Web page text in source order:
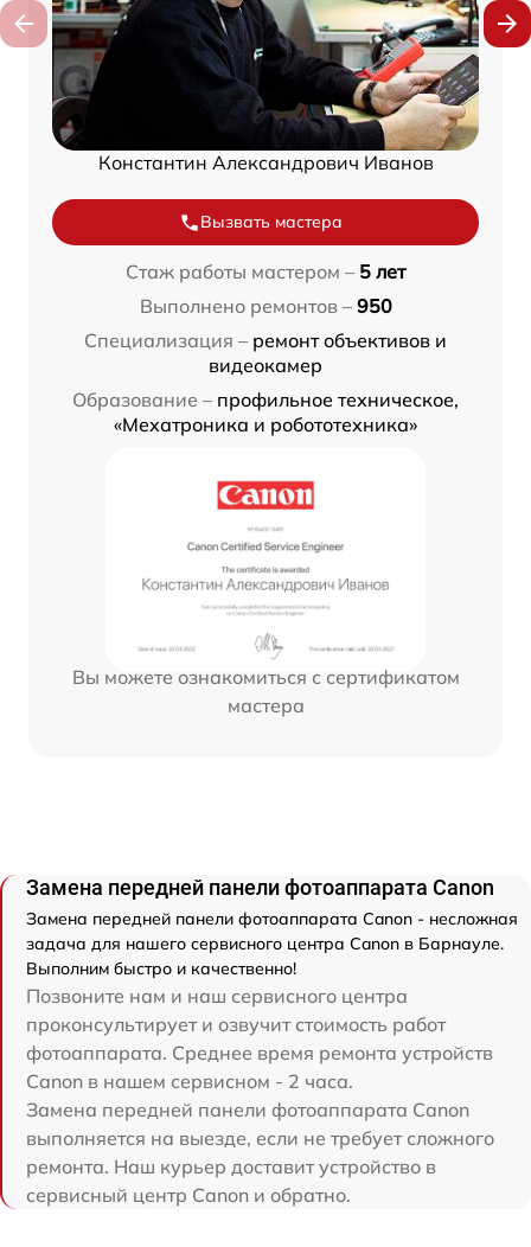
Константин Александрович Иванов
Вызвать мастера
Стаж работы мастером – 5 лет
Выполнено ремонтов – 950
Специализация – ремонт объективов и
видеокамер
Образование – профильное техническое,
«Мехатроника и робототехника»
Вы можете ознакомиться с сертификатом
мастера
Замена передней панели фотоаппарата Canon
Замена передней панели фотоаппарата Canon - несложная
задача для нашего сервисного центра Canon в Барнауле.
Выполним быстро и качественно!
Позвоните нам и наш сервисного центра
проконсультирует и озвучит стоимость работ
фотоаппарата. Среднее время ремонта устройств
Canon в нашем сервисном - 2 часа.
Замена передней панели фотоаппарата Canon
выполняется на выезде, если не требует сложного
ремонта. Наш курьер доставит устройство в
сервисный центр Canon и обратно.